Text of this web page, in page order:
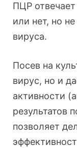
ПЦР
или нет, но
вируса.
Посев на
вирус, но и
активности
результатов
позволяет